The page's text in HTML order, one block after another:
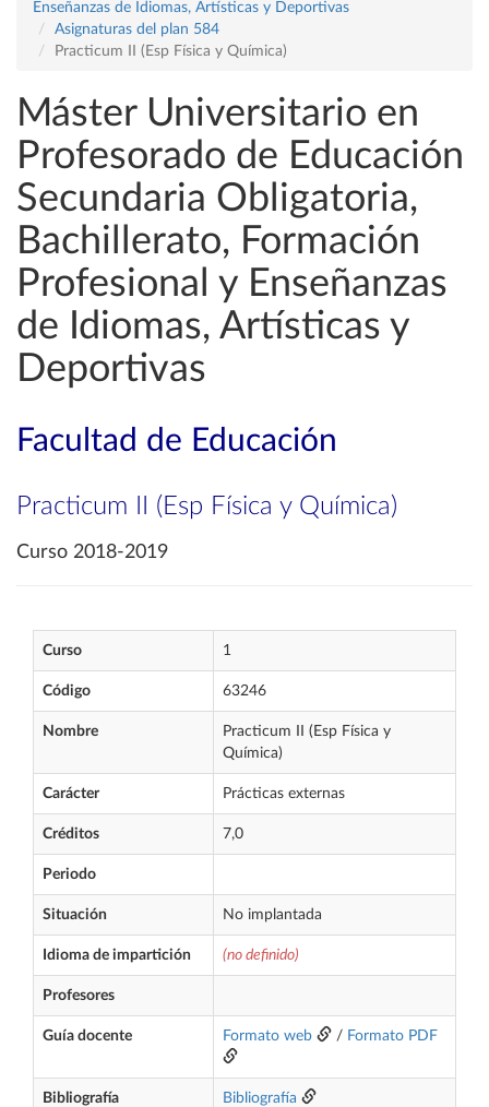
Enseñanzas de Idiomas, Artísticas y Deportivas
Asignaturas del plan 584
Practicum II (Esp Física y Química)
Máster Universitario en
Profesorado de Educación
Secundaria Obligatoria,
Bachillerato, Formación
Profesional y Enseñanzas
de Idiomas, Artísticas y
Deportivas
Facultad de Educación
Practicum II (Esp Física y Química)
Curso 2018-2019
Curso 1
Código 63246
Nombre
Practicum II (Esp Física y
Química)
Carácter Prácticas externas
Créditos 7,0
Periodo
Situación No implantada
Idioma de impartición (no definido)
Profesores
Guía docente Formato web / Formato PDF
Bibliografía
Bibliografía